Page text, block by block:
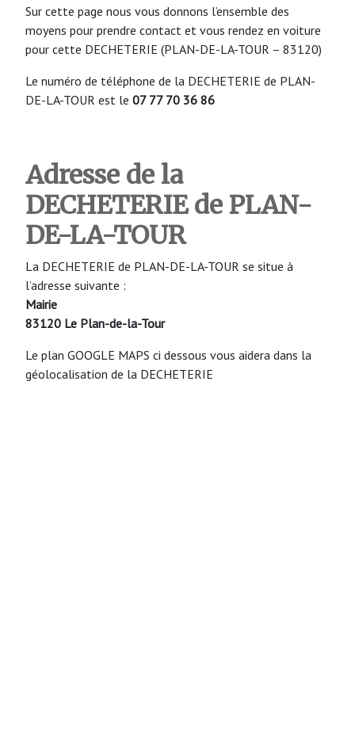
Sur cette page nous vous donnons l’ensemble des
moyens pour prendre contact et vous rendez en voiture
pour cette DECHETERIE (PLAN-DE-LA-TOUR – 83120)
Le numéro de téléphone de la DECHETERIE de PLAN-
DE-LA-TOUR est le 07 77 70 36 86
Adresse de la
DECHETERIE de PLAN-
DE-LA-TOUR
La DECHETERIE de PLAN-DE-LA-TOUR se situe à
l’adresse suivante :
Mairie
83120 Le Plan-de-la-Tour
Le plan GOOGLE MAPS ci dessous vous aidera dans la
géolocalisation de la DECHETERIE